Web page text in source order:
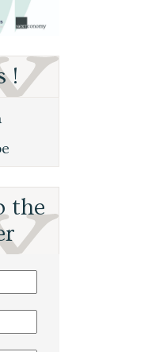
!
the